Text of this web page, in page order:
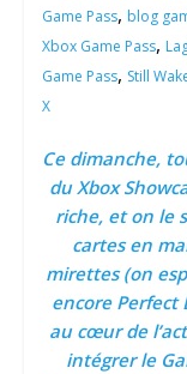
Game Pass, blog
Xbox Game Pass,
Game Pass, Still
X
Ce dimanche,
du Xbox
riche, et on le
cartes en
mirettes (on
encore Perfect
au cœur de
intégrer le